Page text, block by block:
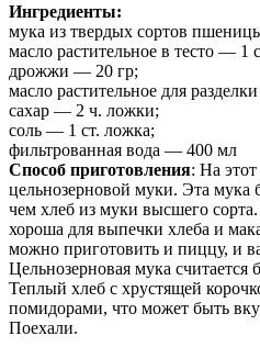
Ингредиенты:
мука из твердых сортов
масло растительное в тесто — 1
дрожжи — 20 гр;
масло растительное для
сахар — 2 ч. ложки;
соль — 1 ст. ложка;
фильтрованная вода — 400 мл
Способ приготовления: На этот
цельнозерновой муки. Эта мука
чем хлеб из муки высшего
хороша для выпечки хлеба и
можно приготовить и пиццу, и
Цельнозерновая мука считается
Теплый хлеб с хрустящей
помидорами, что может быть
Поехали.